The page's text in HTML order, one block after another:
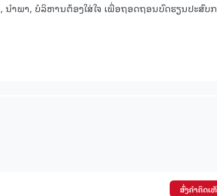
ນຳພາ, ບໍລິຫານຕ້ອງໃສ່ໃຈ ເພື່ອຖອດຖອນບົດຮຽນປະສົບ
ສົ່ງຄໍາຄິດເ